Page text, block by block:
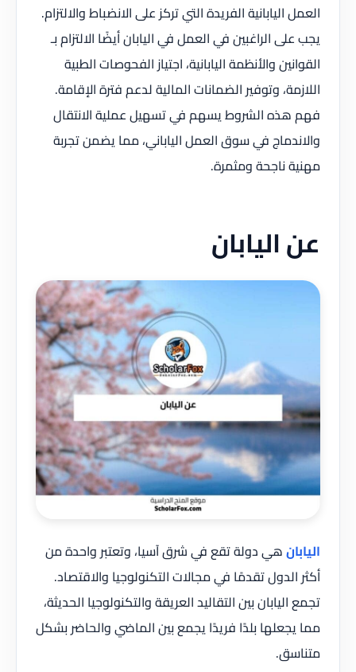
العمل اليابانية الفريدة التي تركز على الانضباط والالتزام.
يجب على الراغبين في العمل في اليابان أيضًا الالتزام بـ
القوانين والأنظمة اليابانية، اجتياز الفحوصات الطبية
اللازمة، وتوفير الضمانات المالية لدعم فترة الإقامة.
فهم هذه الشروط يسهم في تسهيل عملية الانتقال
والاندماج في سوق العمل الياباني، مما يضمن تجربة
مهنية ناجحة ومثمرة.
عن اليابان
اليابانهي دولة تقع في شرق آسيا، وتعتبر واحدة من
أكثر الدول تقدمًا في مجالات التكنولوجيا والاقتصاد.
تجمع اليابان بين التقاليد العريقة والتكنولوجيا الحديثة،
مما يجعلها بلدًا فريدًا يجمع بين الماضي والحاضر بشكل
متناسق.